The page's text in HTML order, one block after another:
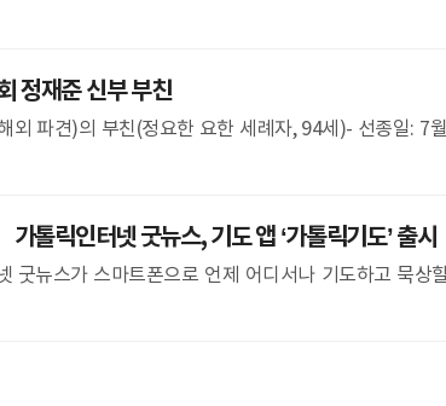
에게 “진리와 인간 존엄, 평화, 피조물 돌봄에 뿌리를 둔
정재준 신부 부친
외 파견)의 부친(정요한 요한 세례자, 94세)- 선종일: 7
가톨릭인터넷 굿뉴스, 기도 앱 ‘가톨릭기도’ 출시
굿뉴스가 스마트폰으로 언제 어디서나 기도하고 묵상
시했다. 앱은 안드로이드 스마트폰과 아이폰·아이패드